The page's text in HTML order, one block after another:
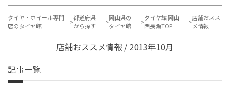
タイヤ・ホイール専門
店のタイヤ館
都道府県
から探す
岡山県の
タイヤ館
タイヤ館 岡山
西長瀬TOP
店舗おスス
メ情報
店舗おススメ情報 / 2013年10月
記事一覧